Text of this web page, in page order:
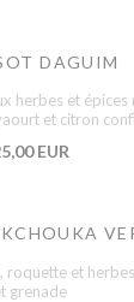
DAGUIM
herbes et
et citron
EUR
et
grenade